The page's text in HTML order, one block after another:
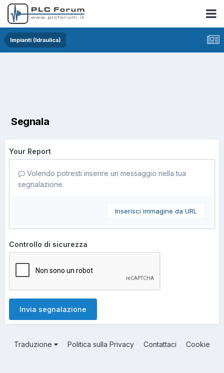
Impianti (Idraulica)
Segnala
Your Report
Volendo potresti inserire un messaggio nella tua
segnalazione.
Inserisci immagine da URL
Controllo di sicurezza
Invia segnalazione
Traduzione Politica sulla Privacy Contattaci Cookie